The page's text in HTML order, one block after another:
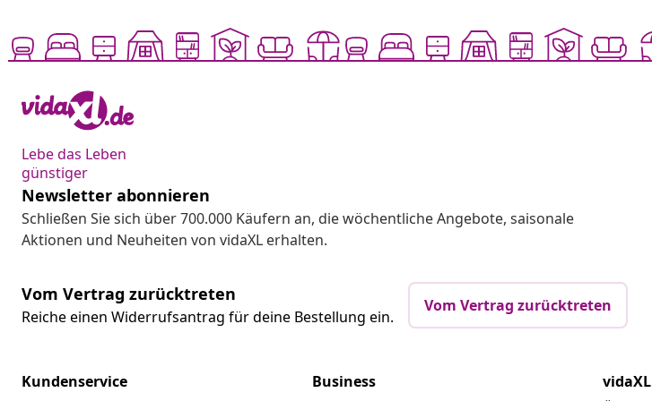
Lebe das Leben
günstiger
Newsletter abonnieren
Schließen Sie sich über 700.000 Käufern an, die wöchentliche Angebote, saisonale
Aktionen und Neuheiten von vidaXL erhalten.
Vom Vertrag zurücktreten
Reiche einen Widerrufsantrag für deine Bestellung ein.
Vom Vertrag zurücktreten
Kundenservice
Business
vidaXL